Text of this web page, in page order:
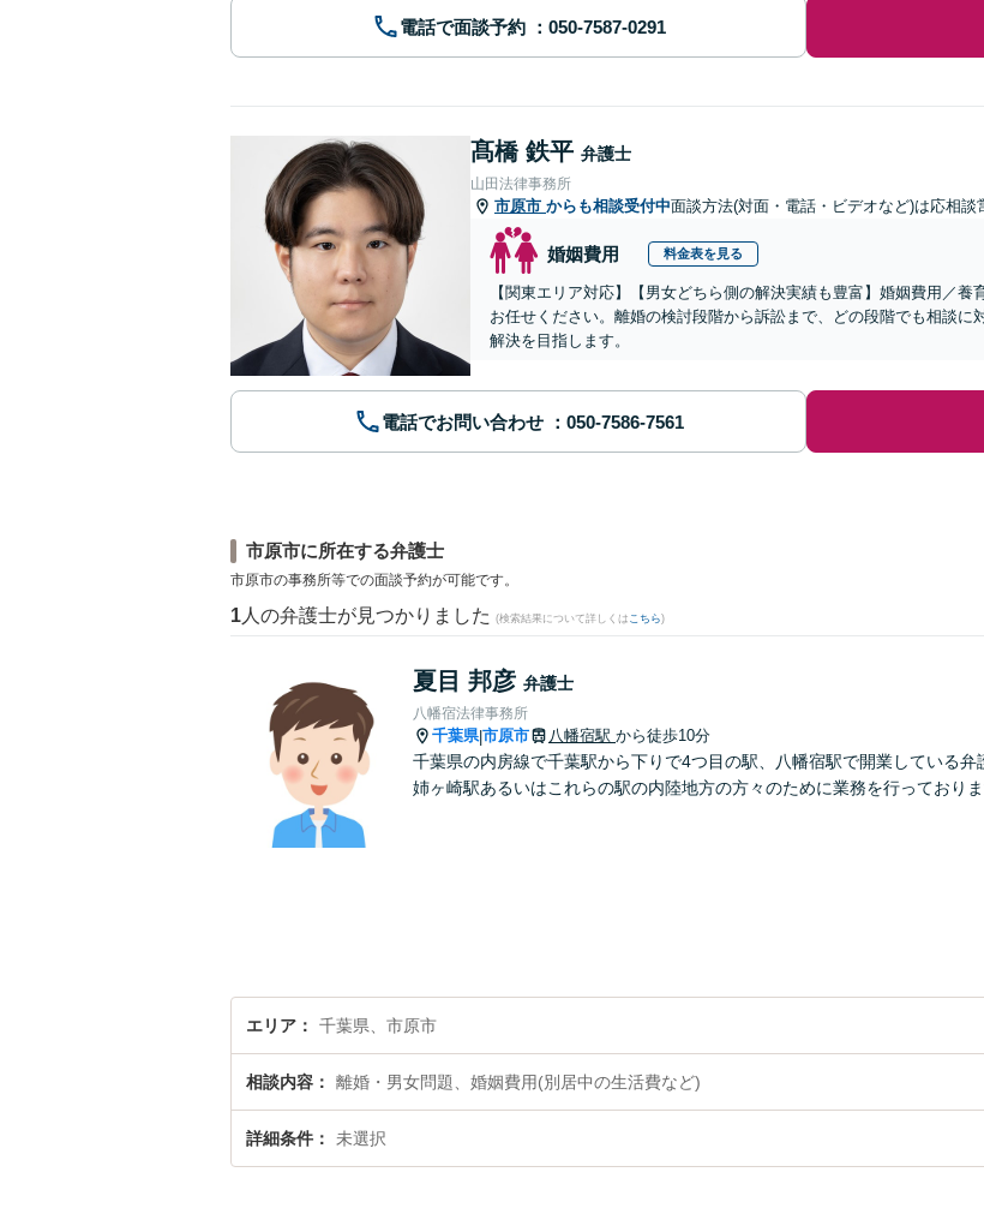
電話で面談予約
髙橋 鉄平 弁護士
山田法律事務所
市原市 からも相談受付中面談方法(対面・電話・ビデオなど)は応相談
婚姻費用 料金表を見る
【関東エリア対応】【男女どちら側の解決実績も豊富】婚姻費用／
お任せください。離婚の検討段階から訴訟まで、どの段階でも相談
解決を目指します。
電話でお問い合わせ
市原市に所在する弁護士
市原市の事務所等での面談予約が可能です。
1 人の弁護士が見つかりました (検索結果について詳しくは こちら)
夏目 邦彦 弁護士
八幡宿法律事務所
千葉県|市原市 八幡宿駅 から徒歩10分
千葉県の内房線で千葉駅から下りで4つ目の駅、八幡宿駅で開業している弁
姉ヶ崎駅あるいはこれらの駅の内陸地方の方々のために業務を行っておりま
エリア 千葉県、市原市
相談内容 離婚・男女問題、婚姻費用(別居中の生活費など)
詳細条件 未選択